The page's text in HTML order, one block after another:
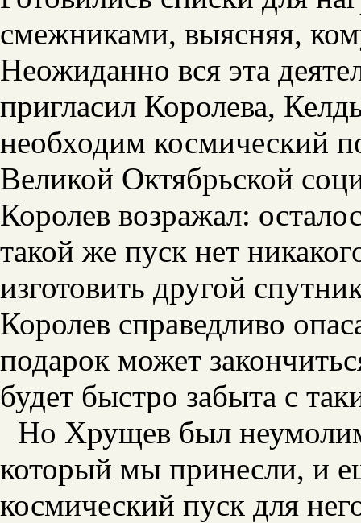
смежниками, выясняя,
Неожиданно вся эта
пригласил Королева,
необходим космический
Великой Октябрьской
Королев возражал:
такой же пуск нет
изготовить другой
Королев справедливо
подарок может
будет быстро забыта с
Но Хрущев был
который мы принесли, и
космический пуск для